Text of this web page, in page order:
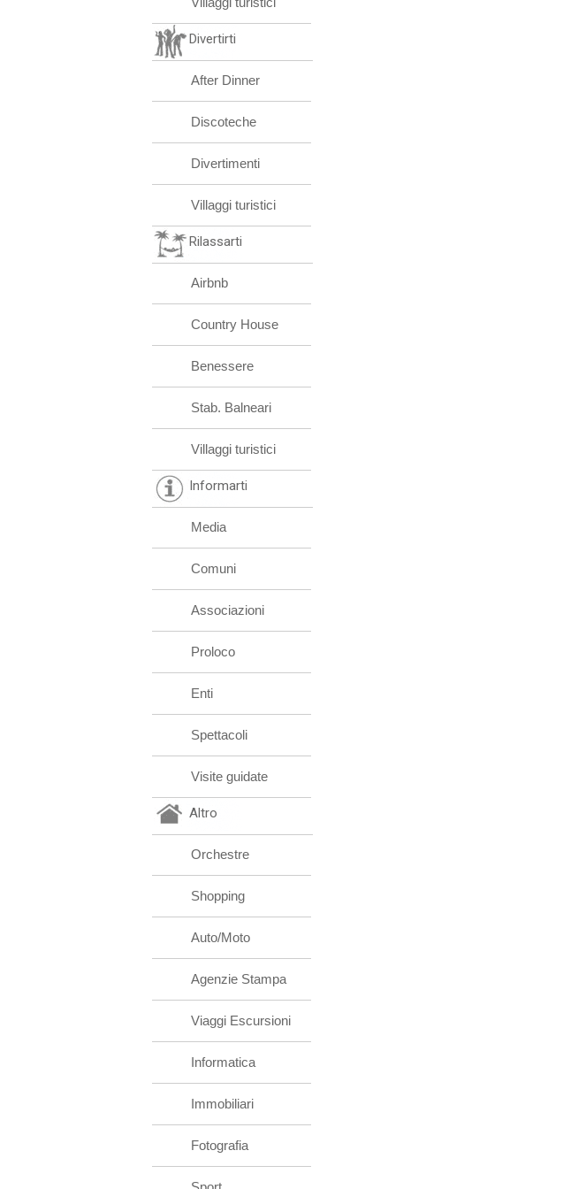
Divertirti
After Dinner
Discoteche
Divertimenti
Villaggi turistici
Rilassarti
Airbnb
Country House
Benessere
Stab. Balneari
Villaggi turistici
Informarti
Media
Comuni
Associazioni
Proloco
Enti
Spettacoli
Visite guidate
Altro
Orchestre
Shopping
Auto/Moto
Agenzie Stampa
Viaggi Escursioni
Informatica
Immobiliari
Fotografia